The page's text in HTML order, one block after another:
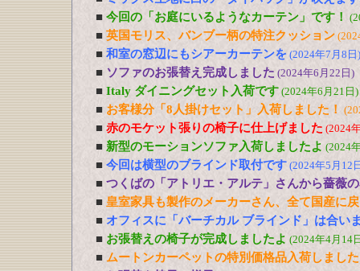
■ 今回の「お庭にいるようなカーテン」です！
■ 英国モリス、バンブー柄の特注クッション
■ 和室の窓辺にもシアーカーテンを (2024年7月8日)
■ ソファのお張替え完成しました (2024年6月22日)
■ Italy ダイニングセット入荷です (2024年6月21日)
■ お客様分「8人掛けセット」入荷しました！
■ 赤のモケット張りの椅子に仕上げました (2024
■ 新型のモーションソファ入荷しましたよ (2024
■ 今回は横型のブラインド取付です (2024年5月12
■ つくばの「アトリエ・アルテ」さんから薔薇
■ 皇室家具も製作のメーカーさん、全て国産に
■ オフィスに「バーチカル ブラインド」は合い
■ お張替えの椅子が完成しましたよ (2024年4月14
■ ムートンカーペットの特別価格品入荷しました